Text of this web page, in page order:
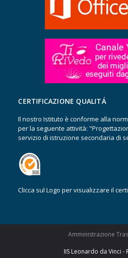
CERTIFICAZIONE QUALITÁ
Il nostro Istituto è conforme alla
per la seguente attività:
servizio di istruzione secondaria di
Clicca sul Logo per visualizzare il
Amministrazione
IIS Leonardo da Vinci -